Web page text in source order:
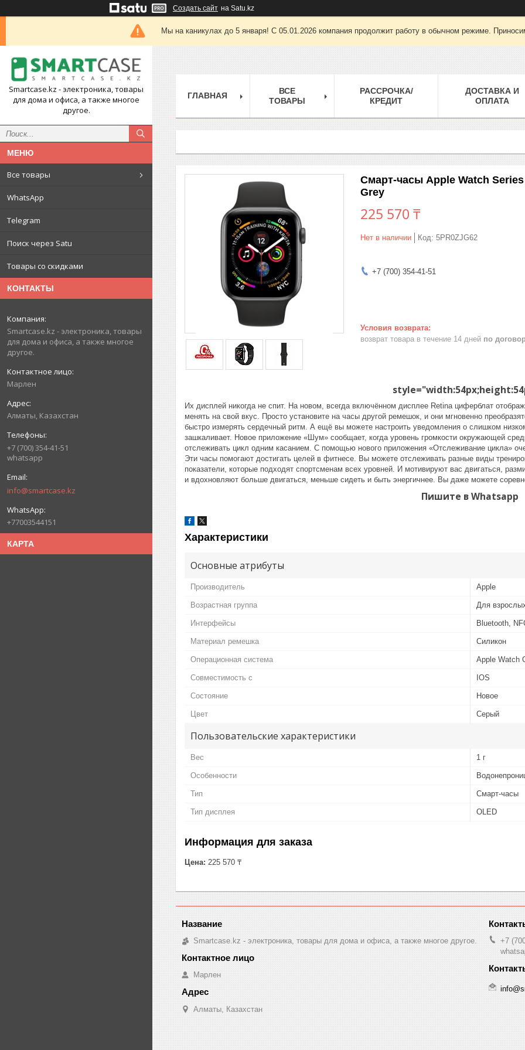
Создать сайт на Satu.kz
Мы на каникулах до 5 января! С 05.01.2026 компания продолжит работу в обычном режиме.
Smartcase.kz - электроника, товары
для дома и офиса, а также многое
другое.
Все товары
WhatsApp
Telegram
Поиск через Satu
Товары со скидками
КОНТАКТЫ
Smartcase.kz - электроника, товары
для дома и офиса, а также многое
другое.
Марлен
Алматы, Казахстан
+7 (700) 354-41-51
whatsapp
info@smartcase.kz
+77003544151
КАРТА
ГЛАВНАЯ
ВСЕ
ТОВАРЫ
РАССРОЧКА/
КРЕДИТ
ДОСТАВКА И
ОПЛАТА
Смарт-часы Apple Watch Series
Grey
225 570 ₸
Нет в наличии Код: 5PR0ZJG62
+7 (700) 354-41-51
возврат товара в течение 14 дней по
Их дисплей никогда не спит. На новом, всегда включённом дисплее Retina циферблат
менять на свой вкус. Просто установите на часы другой ремешок, и они мгновенно
быстро измерять сердечный ритм. А ещё вы можете настроить уведомления о слишком
зашкаливает. Новое приложение «Шум» сообщает, когда уровень громкости окружающей
отслеживать цикл одним касанием. С помощью нового приложения «Отслеживание цикла»
Эти часы помогают достигать целей в фитнесе. Вы можете отслеживать разные виды
показатели, которые подходят спортсменам всех уровней. И мотивируют вас двигаться,
и вдохновляют больше двигаться, меньше сидеть и быть энергичнее. Вы даже можете
Пишите в Whatsapp
Характеристики
Основные атрибуты
Производитель Apple
Возрастная группа Для
Интерфейсы Bluetooth,
Материал ремешка Силикон
Операционная система Apple Watch
Совместимость с IOS
Состояние Новое
Цвет Серый
Пользовательские характеристики
Вес 1 г
Особенности
Тип Смарт-часы
Тип дисплея OLED
Информация для заказа
Цена: 225 570 ₸
Smartcase.kz - электроника, товары для дома и офиса, а также многое другое.
Марлен
Алматы, Казахстан
+7